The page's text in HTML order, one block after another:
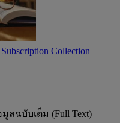
Collection
ลฉบับเต็ม (Full Text)